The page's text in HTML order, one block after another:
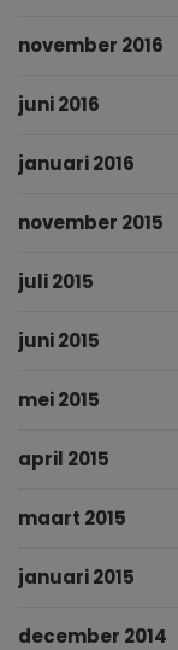
november 2016
juni 2016
januari 2016
november 2015
juli 2015
juni 2015
mei 2015
april 2015
maart 2015
januari 2015
december 2014